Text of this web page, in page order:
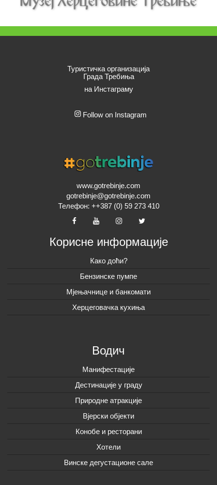
Туристичка организација
Града Требиња
на Инстаграму
Follow on Instagram
www.gotrebinje.com
gotrebinje@gotrebinje.com
Телефон: ++387 (0) 59 273 410
Корисне информације
Како доћи?
Бензинске пумпе
Мјењачнице и банкомати
Херцеговачка кухиња
Водич
Манифестације
Дестинације у граду
Природне атракције
Вјерски објекти
Конобе и ресторани
Хотели
Винске дегустационе сале